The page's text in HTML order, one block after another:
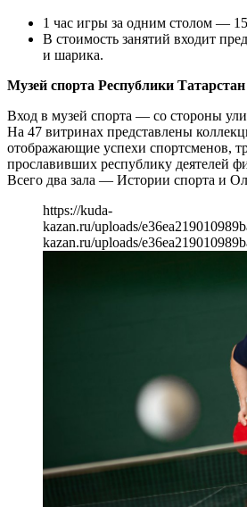
1 час игры за одним столом —
В стоимость занятий входит
и шарика.
Музей спорта Республики Татарстан
Вход в музей спорта — со стороны
На 47 витринах представлены
отображающие успехи спортсменов,
прославивших республику деятелей
Всего два зала — Истории спорта и
https://kuda-
kazan.ru/uploads/
kazan.ru/uploads/